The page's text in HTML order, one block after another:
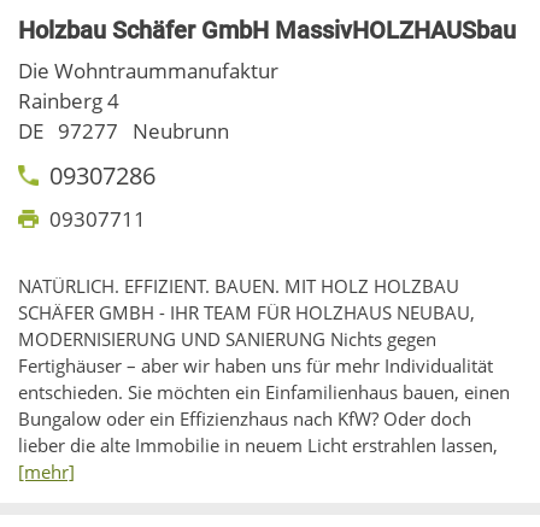
Holzbau Schäfer GmbH MassivHOLZHAUSbau
Die Wohntraummanufaktur
Rainberg 4
DE 97277 Neubrunn
09307286
09307711
NATÜRLICH. EFFIZIENT. BAUEN. MIT HOLZ HOLZBAU
SCHÄFER GMBH - IHR TEAM FÜR HOLZHAUS NEUBAU,
MODERNISIERUNG UND SANIERUNG Nichts gegen
Fertighäuser – aber wir haben uns für mehr Individualität
entschieden. Sie möchten ein Einfamilienhaus bauen, einen
Bungalow oder ein Effizienzhaus nach KfW? Oder doch
lieber die alte Immobilie in neuem Licht erstrahlen lassen,
[mehr]